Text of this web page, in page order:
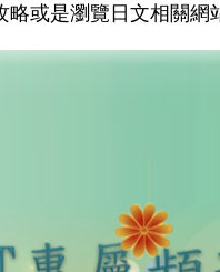
略或是瀏覽日文相關網